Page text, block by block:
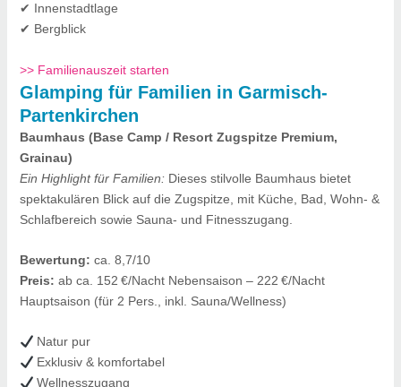
✔ Innenstadtlage
✔ Bergblick
>> Familienauszeit starten
Glamping für Familien in Garmisch-
Partenkirchen
Baumhaus (Base Camp / Resort Zugspitze Premium,
Grainau)
Ein Highlight für Familien:Dieses stilvolle Baumhaus bietet
spektakulären Blick auf die Zugspitze, mit Küche, Bad, Wohn- &
Schlafbereich sowie Sauna- und Fitnesszugang.
Bewertung: ca. 8,7/10
Preis: ab ca. 152 €/Nacht Nebensaison – 222 €/Nacht
Hauptsaison (für 2 Pers., inkl. Sauna/Wellness)
Natur pur
Exklusiv & komfortabel
Wellnesszugang